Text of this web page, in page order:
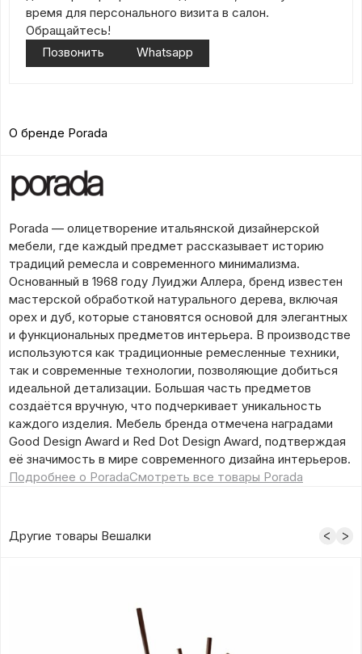
время для персонального визита в салон.
Обращайтесь!
Позвонить
Whatsapp
О бренде Porada
Porada — олицетворение итальянской дизайнерской
мебели, где каждый предмет рассказывает историю
традиций ремесла и современного минимализма.
Основанный в 1968 году Луиджи Аллера, бренд известен
мастерской обработкой натурального дерева, включая
орех и дуб, которые становятся основой для элегантных
и функциональных предметов интерьера. В производстве
используются как традиционные ремесленные техники,
так и современные технологии, позволяющие добиться
идеальной детализации. Большая часть предметов
создаётся вручную, что подчеркивает уникальность
каждого изделия. Мебель бренда отмечена наградами
Good Design Award и Red Dot Design Award, подтверждая
её значимость в мире современного дизайна интерьеров.
Подробнее о PoradaСмотреть все товары Porada
Другие товары Вешалки